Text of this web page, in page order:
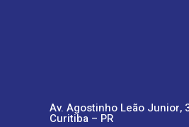
Av. Agostinho Leão Junior,
Curitiba – PR